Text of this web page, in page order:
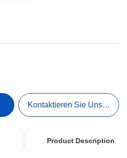
Kontaktieren Sie Uns Jetzt
Product Description